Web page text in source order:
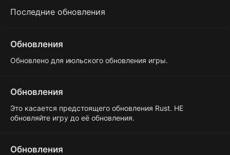
Последние обновления
Обновления
Обновлено для июльского обновления игры.
Обновления
Это касается предстоящего обновления Rust. НЕ
обновляйте игру до её обновления.
Обновления